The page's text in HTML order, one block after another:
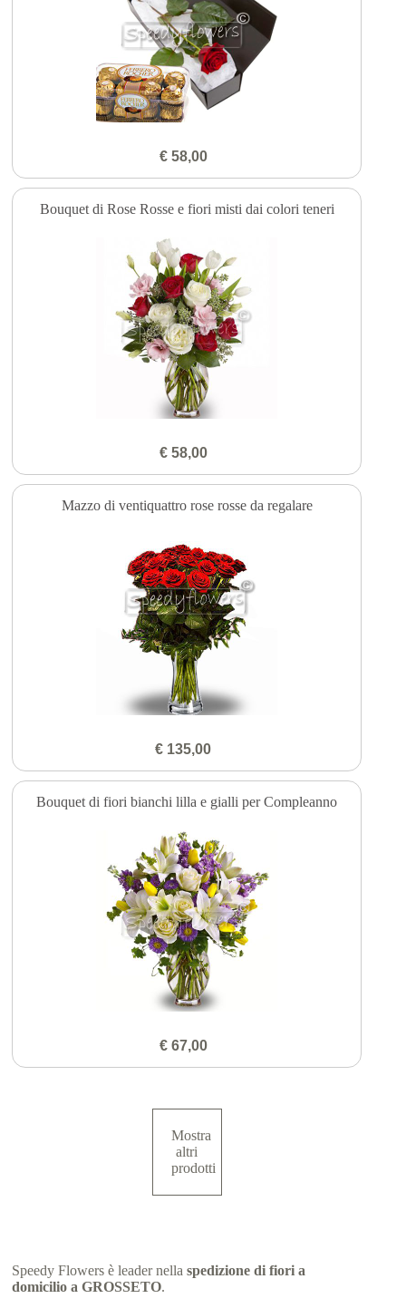
€ 58,00
Bouquet di Rose Rosse e fiori misti dai colori teneri
€ 58,00
Mazzo di ventiquattro rose rosse da regalare
€ 135,00
Bouquet di fiori bianchi lilla e gialli per Compleanno
€ 67,00
Mostra
altri
prodotti
Speedy Flowers è leader nellaspedizione di fiori a
domicilio a GROSSETO.